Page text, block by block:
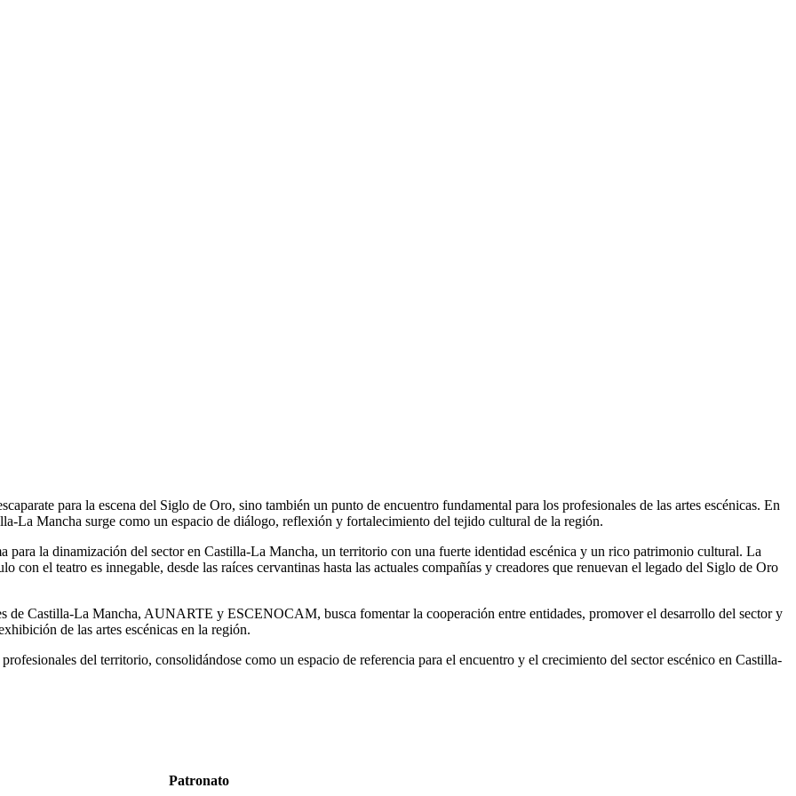
para la escena del Siglo de Oro, sino también un punto de encuentro fundamental para los profesionales de las artes escénicas. En
La Mancha surge como un espacio de diálogo, reflexión y fortalecimiento del tejido cultural de la región.
para la dinamización del sector en Castilla-La Mancha, un territorio con una fuerte identidad escénica y un rico patrimonio cultural. La
con el teatro es innegable, desde las raíces cervantinas hasta las actuales compañías y creadores que renuevan el legado del Siglo de Oro
de Castilla-La Mancha, AUNARTE y ESCENOCAM, busca fomentar la cooperación entre entidades, promover el desarrollo del sector y
de las artes escénicas en la región.
del territorio, consolidándose como un espacio de referencia para el encuentro y el crecimiento del sector escénico en Castilla-
Patronato